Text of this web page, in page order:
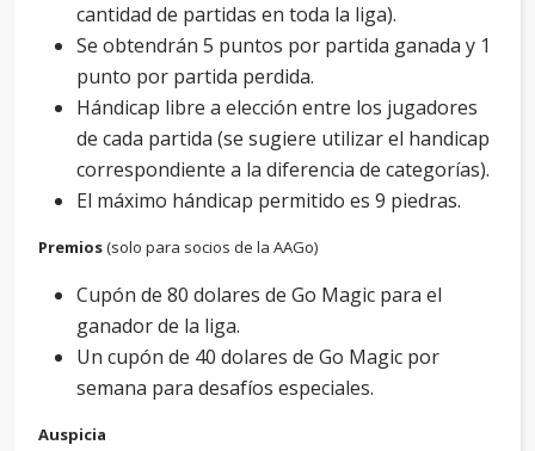
cantidad de partidas en toda la liga).
Se obtendrán 5 puntos por partida ganada y 1
punto por partida perdida.
Hándicap libre a elección entre los jugadores
de cada partida (se sugiere utilizar el handicap
correspondiente a la diferencia de categorías).
El máximo hándicap permitido es 9 piedras.
Premios(solo para socios de la AAGo)
Cupón de 80 dolares de Go Magic para el
ganador de la liga.
Un cupón de 40 dolares de Go Magic por
semana para desafíos especiales.
Auspicia